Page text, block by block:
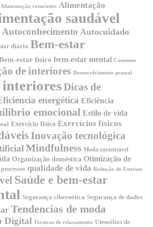
Alimentação consciente Alimentação
saudável
Autoconhecimento Autocuidado
diário Bem-estar
estar físico bem-estar mental Consumo
de interiores Desenvolvimento pessoal
interioresDicas de
energética Eficiência
emocional Estilo de vida
Exercício físico Exercícios físicos
Inovação tecnológica
Mindfulness Moda sustentável
Organização doméstica Otimização de
qualidade de vida Redução do Estresse
Saúde e bem-estar
Segurança cibernética Segurança de dados
Tendencias de moda
Digital Técnicas de relaxamento Utensílios de